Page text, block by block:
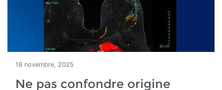
18 novembre, 2025
Ne pas confondre origine